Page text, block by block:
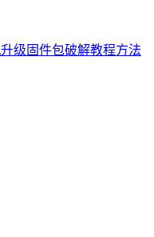
级固件包破解教程方法